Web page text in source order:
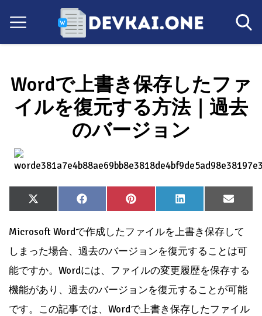
Wordで上書き保存したファ
イルを復元する方法｜過去
のバージョン
Share
on
X
(Twitter)
Share
on
Facebook
Share
on
Pinterest
Share
on
LinkedIn
Share
on
Email
Microsoft Wordで作成したファイルを上書き保存して
しまった場合、過去のバージョンを復元することは可
能ですか。Wordには、ファイルの変更履歴を保存する
機能があり、過去のバージョンを復元することが可能
です。この記事では、Wordで上書き保存したファイル